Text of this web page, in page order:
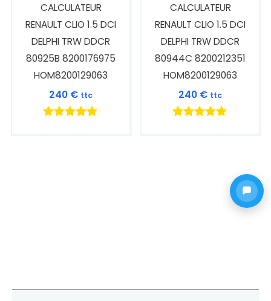
CALCULATEUR
RENAULT CLIO 1.5 DCI
DELPHI TRW DDCR
80925B 8200176975
HOM8200129063
240 € ttc
CALCULATEUR
RENAULT CLIO 1.5 DCI
DELPHI TRW DDCR
80944C 8200212351
HOM8200129063
240 € ttc